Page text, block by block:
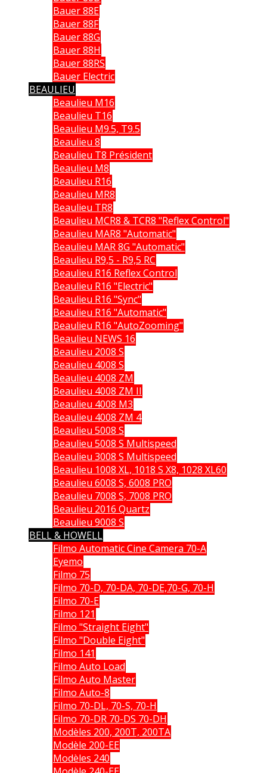
Bauer 88E
Bauer 88F
Bauer 88G
Bauer 88H
Bauer 88RS
Bauer Electric
BEAULIEU
Beaulieu M16
Beaulieu T16
Beaulieu M9.5, T9.5
Beaulieu 8
Beaulieu T8 Président
Beaulieu M8
Beaulieu R16
Beaulieu MR8
Beaulieu TR8
Beaulieu MCR8 & TCR8 "Reflex Control"
Beaulieu MAR8 "Automatic"
Beaulieu MAR 8G "Automatic"
Beaulieu R9,5 - R9,5 RC
Beaulieu R16 Reflex Control
Beaulieu R16 "Electric"
Beaulieu R16 "Sync"
Beaulieu R16 "Automatic"
Beaulieu R16 "AutoZooming"
Beaulieu NEWS 16
Beaulieu 2008 S
Beaulieu 4008 S
Beaulieu 4008 ZM
Beaulieu 4008 ZM II
Beaulieu 4008 M3
Beaulieu 4008 ZM 4
Beaulieu 5008 S
Beaulieu 5008 S Multispeed
Beaulieu 3008 S Multispeed
Beaulieu 1008 XL, 1018 S X8, 1028 XL60
Beaulieu 6008 S, 6008 PRO
Beaulieu 7008 S, 7008 PRO
Beaulieu 2016 Quartz
Beaulieu 9008 S
BELL & HOWELL
Filmo Automatic Cine Camera 70-A
Eyemo
Filmo 75
Filmo 70-D, 70-DA, 70-DE,70-G, 70-H
Filmo 70-E
Filmo 121
Filmo "Straight Eight"
Filmo "Double Eight"
Filmo 141
Filmo Auto Load
Filmo Auto Master
Filmo Auto-8
Filmo 70-DL, 70-S, 70-H
Filmo 70-DR 70-DS 70-DH
Modèles 200, 200T, 200TA
Modèle 200-EE
Modèles 240